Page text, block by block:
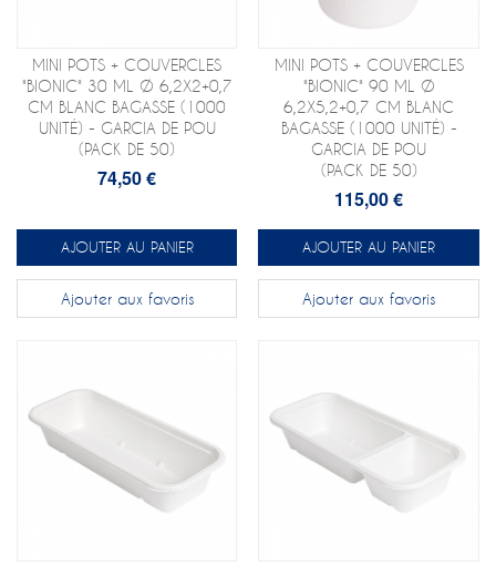
MINI POTS + COUVERCLES
"BIONIC" 30 ML Ø 6,2X2+0,7
CM BLANC BAGASSE (1000
UNITÉ) - GARCIA DE POU
(PACK DE 50)
74,50 €
AJOUTER AU PANIER
Ajouter aux favoris
MINI POTS + COUVERCLES
"BIONIC" 90 ML Ø
6,2X5,2+0,7 CM BLANC
BAGASSE (1000 UNITÉ) -
GARCIA DE POU
(PACK DE 50)
115,00 €
AJOUTER AU PANIER
Ajouter aux favoris